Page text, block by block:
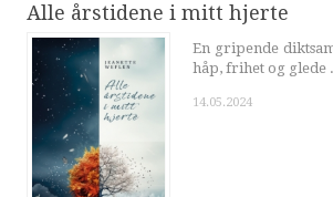
Alle årstidene i mitt hjerte
En gripende
håp, frihet og glede
14.05.2024